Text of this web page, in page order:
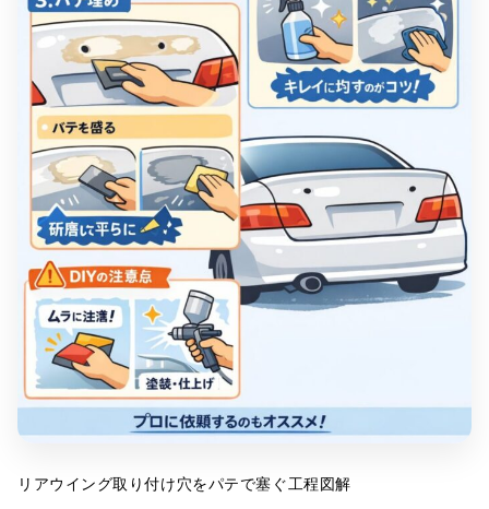
リアウイング取り付け穴をパテで塞ぐ工程図解